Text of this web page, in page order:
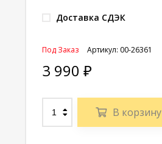
Доставка СДЭК
Артикул: 00-26361
Под Заказ
3 990 ₽
В корзину